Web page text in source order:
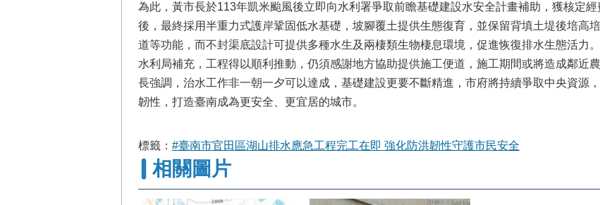
為此，黃市長於113年凱米颱風後立即向水利署爭取前瞻基礎建設水安全計畫補助，獲核定
後，最終採用半重力式護岸鞏固低水基礎，坡腳覆土提供生態復育，並保留背填土堤後培高
道等功能，而不封渠底設計可提供多種水生及兩棲類生物棲息環境，促進恢復排水生態活力。
水利局補充，工程得以順利推動，仍須感謝地方協助提供施工便道，施工期間或將造成鄰近
長強調，治水工作非一朝一夕可以達成，基礎建設更要不斷精進，市府將持續爭取中央資源
韌性，打造臺南成為更安全、更宜居的城市。
標籤： #臺南市官田區湖山排水應急工程完工在即 強化防洪韌性守護市民安全
相關圖片